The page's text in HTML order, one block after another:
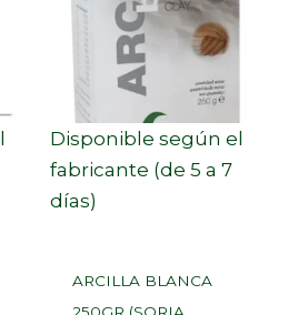
Disponible según el
fabricante (de 5 a 7
días)
ARCILLA BLANCA
250GR (SORIA